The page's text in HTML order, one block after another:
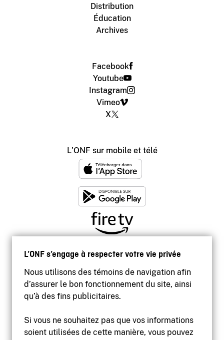
L’ONF s’engage à respecter votre vie privée
Nous utilisons des témoins de navigation afin
d’assurer le bon fonctionnement du site, ainsi
qu’à des fins publicitaires.
Si vous ne souhaitez pas que vos informations
soient utilisées de cette manière, vous pouvez
Distribution
Éducation
Archives
Facebook
Youtube
Instagram
Vimeo
X
L'ONF sur mobile et télé